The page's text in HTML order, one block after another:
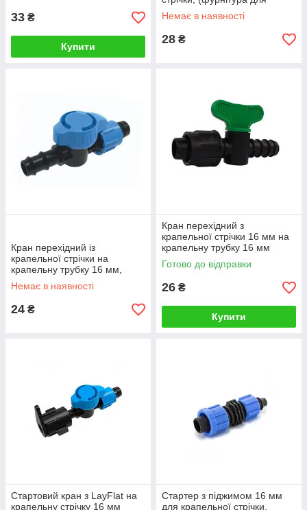
33 ₴
Купити
монтажу крапельного
поливу)
Немає в наявності
28 ₴
Кран перехідний із
крапельної стрічки на
крапельну трубку 16 мм,
Presto
Немає в наявності
24 ₴
Кран перехідний з
крапельної стрічки 16 мм на
крапельну трубку 16 мм
Готово до відправки
26 ₴
Купити
Стартовий кран з LayFlat на
крапельну стрічку 16 мм
Стартер з піджимом 16 мм
для крапельної стрічки,